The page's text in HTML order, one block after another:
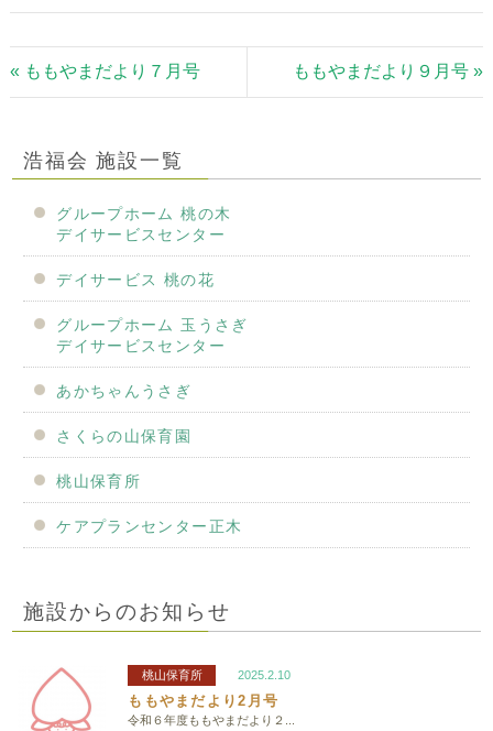
« ももやまだより７月号 ももやまだより９月号 »
浩福会 施設一覧
グループホーム 桃の木
デイサービスセンター
デイサービス 桃の花
グループホーム 玉うさぎ
デイサービスセンター
あかちゃんうさぎ
さくらの山保育園
桃山保育所
ケアプランセンター正木
施設からのお知らせ
桃山保育所 2025.2.10
ももやまだより2月号
令和６年度ももやまだより２...